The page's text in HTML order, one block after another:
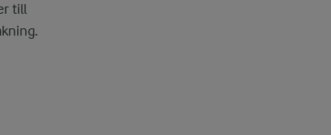
till